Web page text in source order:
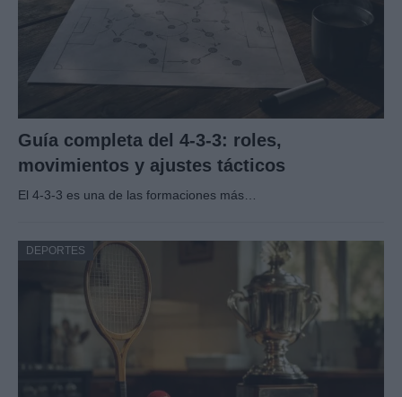
Guía completa del 4-3-3: roles,
movimientos y ajustes tácticos
El 4-3-3 es una de las formaciones más…
DEPORTES